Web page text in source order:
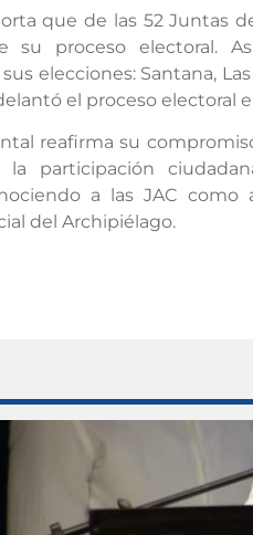
que de las 52 Juntas
su proceso electoral.
elecciones: Santana,
el proceso electoral
reafirma su
la participación
a las JAC
del Archipiélago.